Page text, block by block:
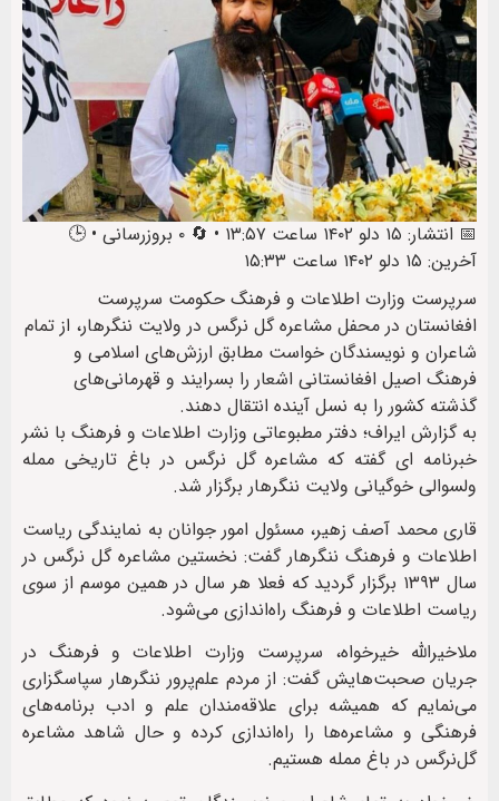
📅 انتشار: ۱۵ دلو ۱۴۰۲ ساعت ۱۳:۵۷ • 🔄 ۰ بروزرسانی • 🕒
آخرین: ۱۵ دلو ۱۴۰۲ ساعت ۱۵:۳۳
سرپرست وزارت اطلاعات و فرهنگ حکومت سرپرست
افغانستان در محفل مشاعره گل نرگس در ولایت ننگرهار، از تمام
شاعران و نویسندگان خواست مطابق ارزش‌های اسلامی و
فرهنگ اصیل افغانستانی اشعار را بسرایند و قهرمانی‌های
گذشته کشور را به نسل آینده انتقال دهند.
به گزارش ایراف؛ دفتر مطبوعاتی وزارت اطلاعات و فرهنگ با نشر
خبرنامه ای گفته که مشاعره گل نرگس در باغ تاریخی ممله
ولسوالی خوگیانی ولایت ننگرهار برگزار شد.
قاری محمد آصف زهیر، مسئول امور جوانان به نمایندگی ریاست
اطلاعات و فرهنگ ننگرهار گفت: نخستین مشاعره گل نرگس در
سال ۱۳۹۳ برگزار گردید که فعلا هر سال در همين موسم از سوی
ریاست اطلاعات و فرهنگ راه‌اندازی می‌شود.
ملاخیرالله خیرخواه، سرپرست وزارت اطلاعات و فرهنگ در
جریان صحبت‌هایش گفت: از مردم علم‌پرور ننگرهار سپاسگزاری
می‌نمایم که همیشه برای علاقه‌مندان علم و ادب برنامه‌های
فرهنگی و مشاعره‌ها را راه‌اندازی کرده‌ و حال شاهد مشاعره
گل‌نرگس در باغ ممله هستیم.